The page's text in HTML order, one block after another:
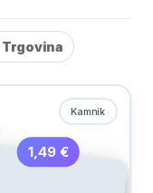
Trgovina
Kamnik
1,49 €